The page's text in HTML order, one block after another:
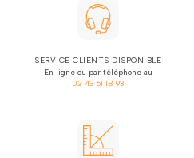
SERVICE CLIENTS DISPONIBLE
En ligne ou par téléphone au
02 43 61 18 93